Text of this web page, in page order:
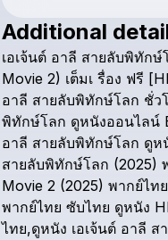
Additional
เอเจ้นต์ อาลี สายลับพิทักษ์
Movie 2) เต็มเ รื่อง ฟรี
อาลี สายลับพิทักษ์โลก ชั่ว
พิทักษ์โลก ดูหนังออนไลน์
อาลี สายลับพิทักษ์โลก ดูห
สายลับพิทักษ์โลก (2025)
Movie 2 (2025) พากย์ไทย
พากย์ไทย ซับไทย ดูหนัง
ไทย,ดูหนัง เอเจ้นต์ อาลี ส